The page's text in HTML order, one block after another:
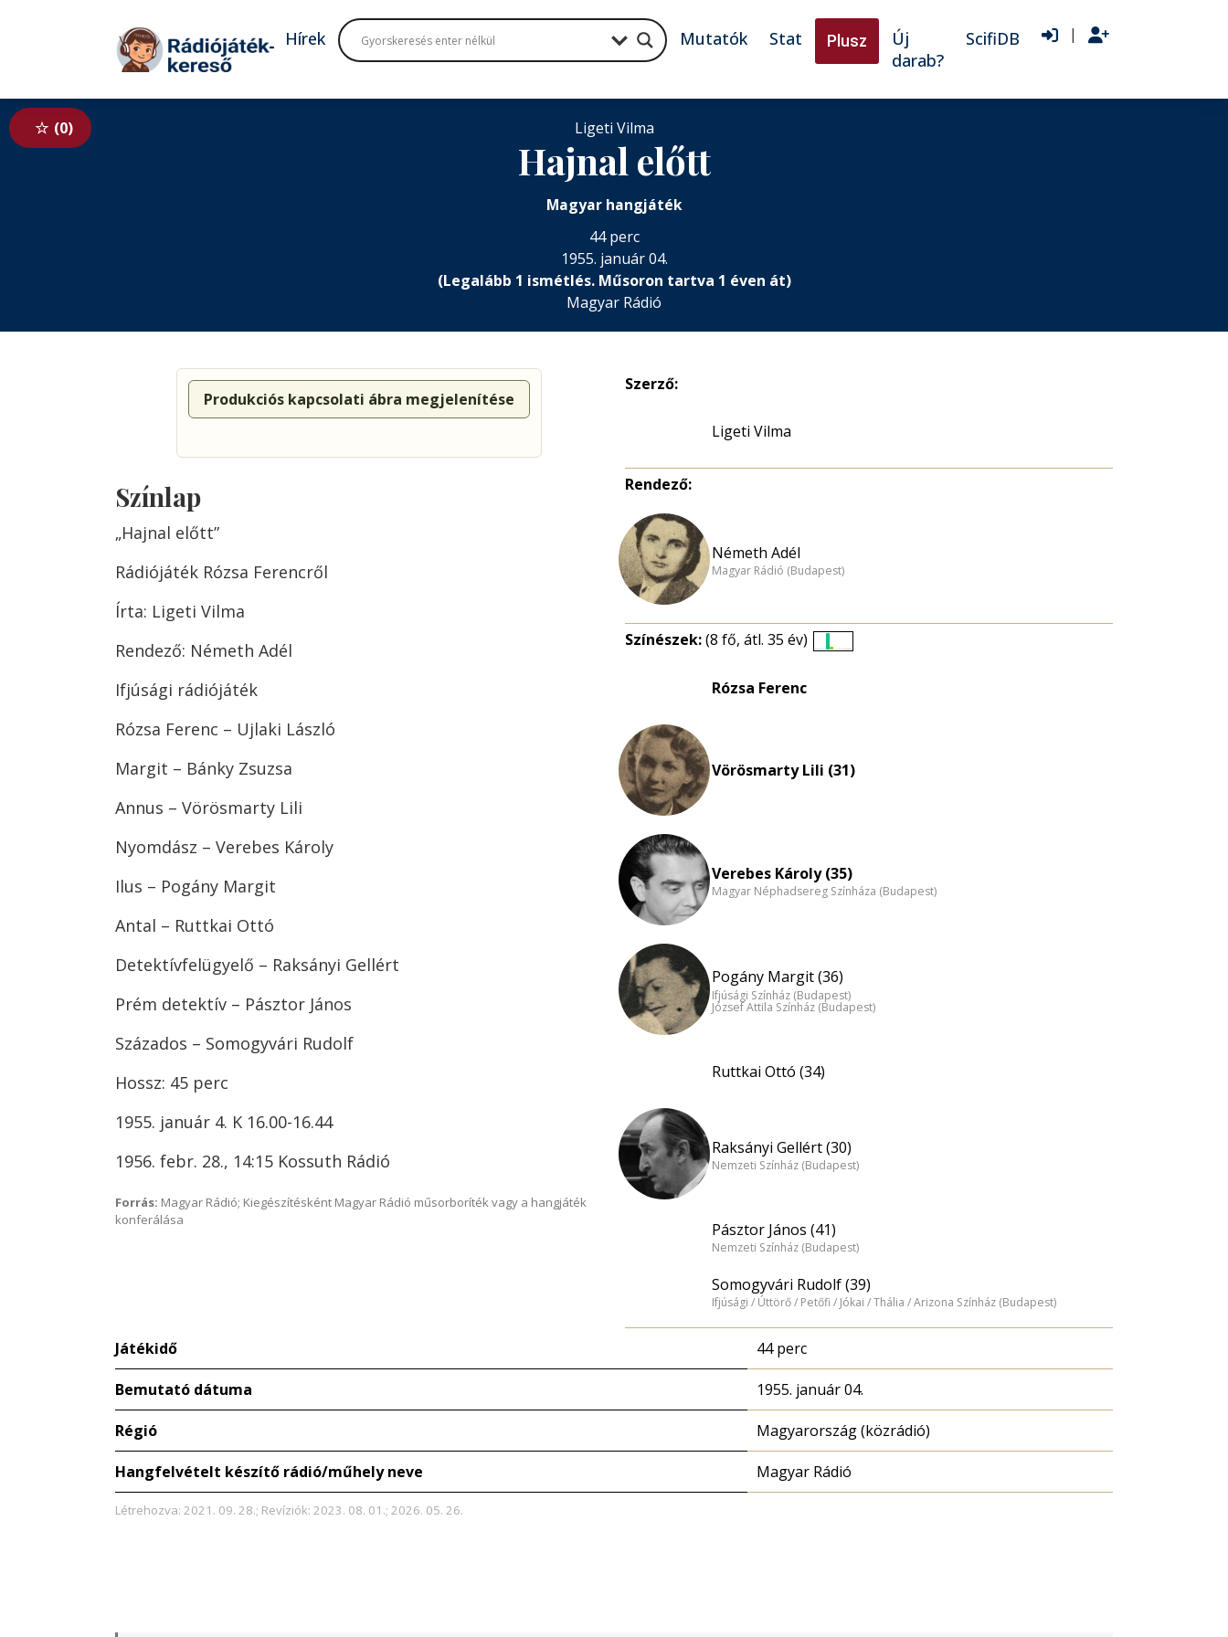
Tovább a tartalomhoz
Hírek Mutatók Stat Plusz
Új
darab?
ScifiDB |
0 Ligeti Vilma
Hajnal előtt
Magyar hangjáték
44 perc
1955. január 04.
(Legalább 1 ismétlés. Műsoron tartva 1 éven át)
Magyar Rádió
Produkciós kapcsolati ábra megjelenítése
Színlap
„Hajnal előtt”
Rádiójáték Rózsa Ferencről
Írta: Ligeti Vilma
Rendező: Németh Adél
Ifjúsági rádiójáték
Rózsa Ferenc – Ujlaki László
Margit – Bánky Zsuzsa
Annus – Vörösmarty Lili
Nyomdász – Verebes Károly
Ilus – Pogány Margit
Antal – Ruttkai Ottó
Detektívfelügyelő – Raksányi Gellért
Prém detektív – Pásztor János
Százados – Somogyvári Rudolf
Hossz: 45 perc
1955. január 4. K 16.00-16.44
1956. febr. 28., 14:15 Kossuth Rádió
Forrás: Magyar Rádió; Kiegészítésként Magyar Rádió műsorboríték vagy a hangjáték
konferálása
Szerző:
Ligeti Vilma
Rendező:
Németh Adél
Magyar Rádió (Budapest)
Színészek:(8 fő, átl. 35 év)
Rózsa Ferenc
Vörösmarty Lili (31)
Verebes Károly (35)
Magyar Néphadsereg Színháza (Budapest)
Pogány Margit (36)
Ifjúsági Színház (Budapest)
József Attila Színház (Budapest)
Ruttkai Ottó (34)
Raksányi Gellért (30)
Nemzeti Színház (Budapest)
Pásztor János (41)
Nemzeti Színház (Budapest)
Somogyvári Rudolf (39)
Ifjúsági / Úttörő / Petőfi / Jókai / Thália / Arizona Színház (Budapest)
Játékidő 44 perc
Bemutató dátuma 1955. január 04.
Régió Magyarország (közrádió)
Hangfelvételt készítő rádió/műhely neve Magyar Rádió
Létrehozva: 2021. 09. 28.; Revíziók: 2023. 08. 01.; 2026. 05. 26.